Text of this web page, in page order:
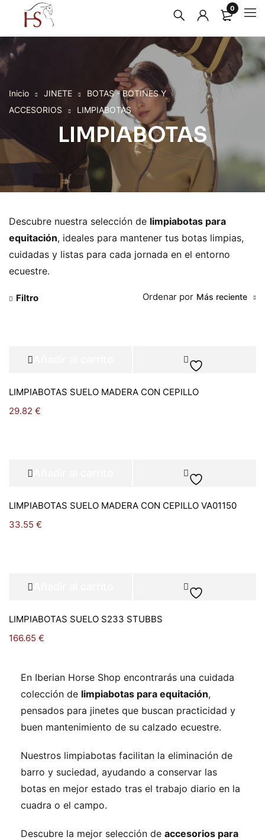
0
LIMPIABOTAS
Inicio JINETE
BOTAS - BOTINES Y
ACCESORIOS
LIMPIABOTAS
Descubre nuestra selección de limpiabotas para
equitación, ideales para mantener tus botas limpias,
cuidadas y listas para cada jornada en el entorno
ecuestre.
Filtro Ordenar por Más reciente
LIMPIABOTAS SUELO MADERA CON CEPILLO
29.82 €
LIMPIABOTAS SUELO MADERA CON CEPILLO VA01150
33.55 €
LIMPIABOTAS SUELO S233 STUBBS
166.65 €
En Iberian Horse Shop encontrarás una cuidada
colección de limpiabotas para equitación,
pensados para jinetes que buscan practicidad y
buen mantenimiento de su calzado ecuestre.
Nuestros limpiabotas facilitan la eliminación de
barro y suciedad, ayudando a conservar las
botas en mejor estado tras el trabajo diario en la
cuadra o el campo.
Descubre la mejor selección de accesorios para